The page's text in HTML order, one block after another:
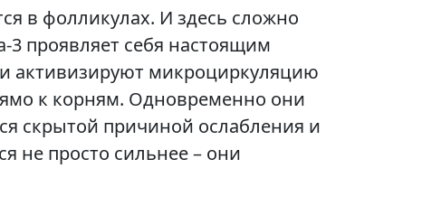
в фолликулах. И здесь сложно
проявляет себя настоящим
активизируют микроциркуляцию
к корням. Одновременно они
скрытой причиной ослабления и
не просто сильнее – они